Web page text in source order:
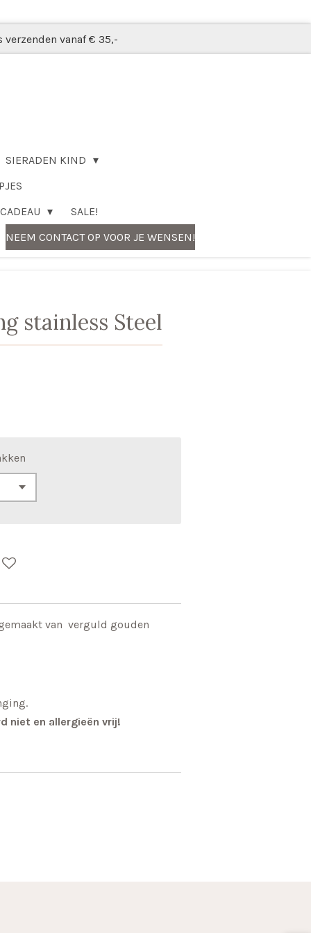
verzenden vanaf € 35,-
SIERADEN KIND
CADEAU
SALE!
NEEM CONTACT OP VOOR JE WENSEN!
stainless Steel
van verguld gouden
niet en allergieën vrij!